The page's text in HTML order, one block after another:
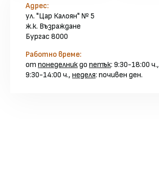
Адрес:
ул. "Цар Калоян" № 5
ж.к. Възраждане
Бургас 8000
Работно време:
от понеделникдо петък: 9:30-18:00 ч.,
9:30-14:00 ч., неделя: почивен ден.